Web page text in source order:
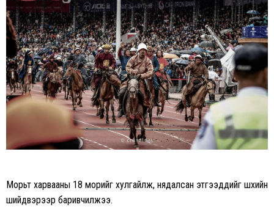
Facebook Twitter
Морьт харвааны 18 морийг хулгайлж, нядалсан этгээдүүдийг шүүхийн
шийдвэрээр баривчилжээ.